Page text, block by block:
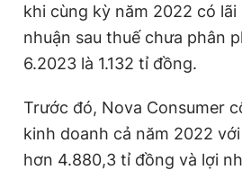
khi cùng kỳ năm 2022 có
nhuận sau thuế chưa phân
6.2023 là 1.132 tỉ đồng.
Trước đó, Nova Consumer
kinh doanh cả năm 2022
hơn 4.880,3 tỉ đồng và lợi